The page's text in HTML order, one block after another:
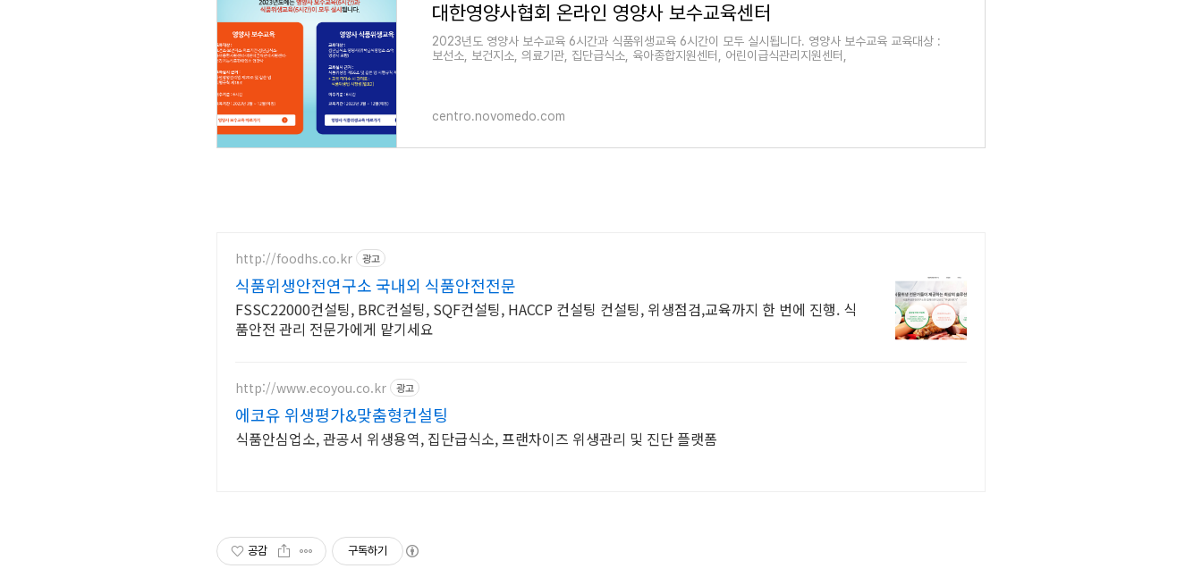
대한영양사협회 온라인 영양사 보수교육센터
2023년도 영양사 보수교육 6시간과 식품위생교육 6시간이 모두 실시됩니다. 영양사 보수교육 교육대상 :
보선소, 보건지소, 의료기관, 집단급식소, 육아종합지원센터, 어린이급식관리지원센터,
centro.novomedo.com
http://foodhs.co.kr 광고
식품위생안전연구소 국내외 식품안전전문
FSSC22000컨설팅, BRC컨설팅, SQF컨설팅, HACCP 컨설팅 컨설팅, 위생점검,교육까지 한 번에 진행. 식
품안전 관리 전문가에게 맡기세요
http://www.ecoyou.co.kr 광고
에코유 위생평가&맞춤형컨설팅
식품안심업소, 관공서 위생용역, 집단급식소, 프랜차이즈 위생관리 및 진단 플랫폼
공감 구독하기